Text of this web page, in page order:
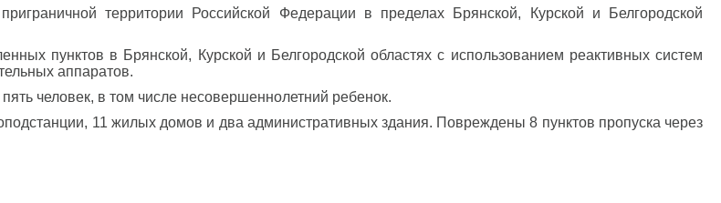
территории Российской Федерации в пределах Брянской, Курской и Белгородской
пунктов в Брянской, Курской и Белгородской областях с использованием реактивных систем
аппаратов.
человек, в том числе несовершеннолетний ребенок.
11 жилых домов и два административных здания. Повреждены 8 пунктов пропуска через